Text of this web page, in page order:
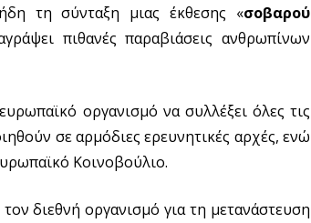
τη σύνταξη μιας έκθεσης «σοβαρού
πιθανές παραβιάσεις ανθρωπίνων
οργανισμό να συλλέξει όλες τις
σε αρμόδιες ερευνητικές αρχές, ενώ
Κοινοβούλιο.
διεθνή οργανισμό για τη μετανάστευση